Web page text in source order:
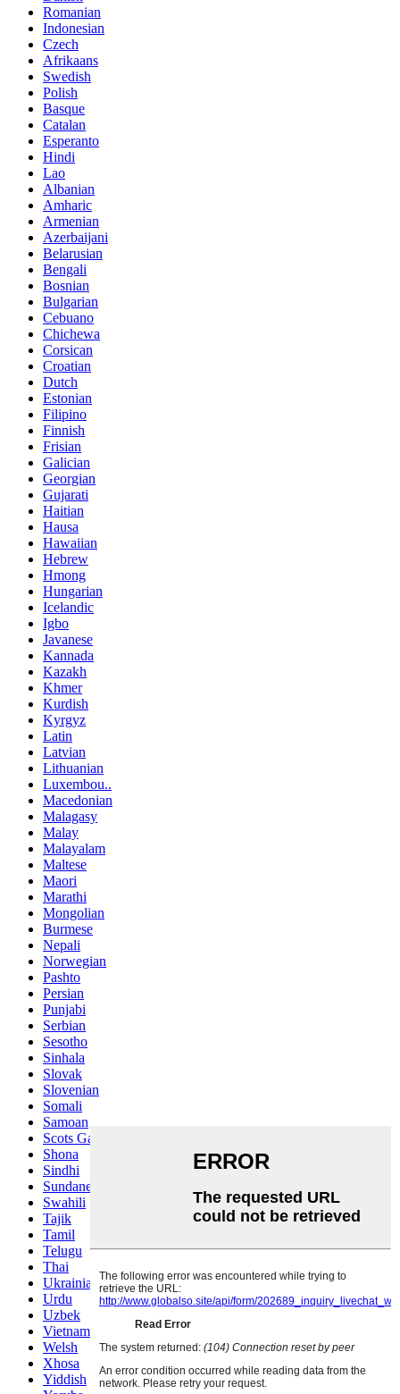
Romanian
Indonesian
Czech
Afrikaans
Swedish
Polish
Basque
Catalan
Esperanto
Hindi
Lao
Albanian
Amharic
Armenian
Azerbaijani
Belarusian
Bengali
Bosnian
Bulgarian
Cebuano
Chichewa
Corsican
Croatian
Dutch
Estonian
Filipino
Finnish
Frisian
Galician
Georgian
Gujarati
Haitian
Hausa
Hawaiian
Hebrew
Hmong
Hungarian
Icelandic
Igbo
Javanese
Kannada
Kazakh
Khmer
Kurdish
Kyrgyz
Latin
Latvian
Lithuanian
Luxembou..
Macedonian
Malagasy
Malay
Malayalam
Maltese
Maori
Marathi
Mongolian
Burmese
Nepali
Norwegian
Pashto
Persian
Punjabi
Serbian
Sesotho
Sinhala
Slovak
Slovenian
Somali
Samoan
Scots Gaelic
Shona
Sindhi
Sundanese
Swahili
Tajik
Tamil
Telugu
Thai
Ukrainian
Urdu
Uzbek
Vietnamese
Welsh
Xhosa
Yiddish